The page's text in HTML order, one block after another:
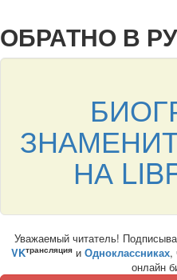
ОБРАТНО В
НА
Уважаемый читатель!
VKтрансляция и Одноклассниках,
онлайн